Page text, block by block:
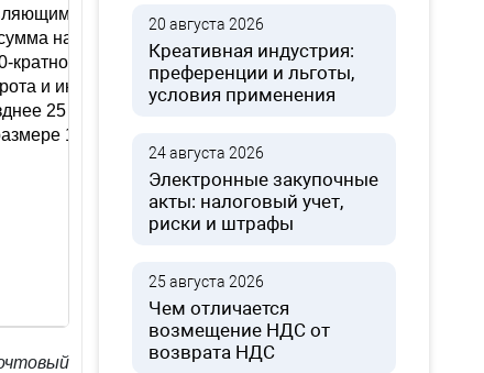
плательщиками
налога за налоговый
кратного МРЗП, а также
и индивидуальными
25 числа третьего
1/4 части годовой
20 августа 2026
Креативная индустрия:
преференции и льготы,
условия применения
24 августа 2026
Электронные закупочные
акты: налоговый учет,
риски и штрафы
25 августа 2026
Чем отличается
возмещение НДС от
возврата НДС